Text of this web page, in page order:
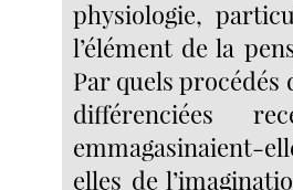
physiologie,
l’élément de la
Par quels procédés
différenciées
emmagasinaient-
elles de